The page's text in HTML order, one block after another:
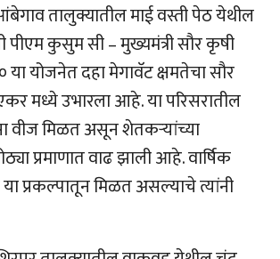
तालुक्यातील माई वस्ती पेठ येथील
पीएम कुसुम सी – मुख्यमंत्री सौर कृषी
या योजनेत दहा मेगावॅट क्षमतेचा सौर
मध्ये उभारला आहे. या परिसरातील
वीज मिळत असून शेतकऱ्यांच्या
प्रमाणात वाढ झाली आहे. वार्षिक
प्रकल्पातून मिळत असल्याचे त्यांनी